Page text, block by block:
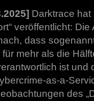
Darktrace
veröffentlicht:
dass
mehr als die
ist und
as-a-
des